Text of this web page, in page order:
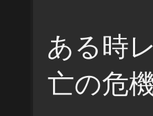
ある時
亡の危